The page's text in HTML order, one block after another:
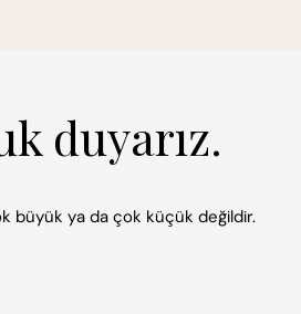
duyarız.
büyük ya da çok küçük değildir.